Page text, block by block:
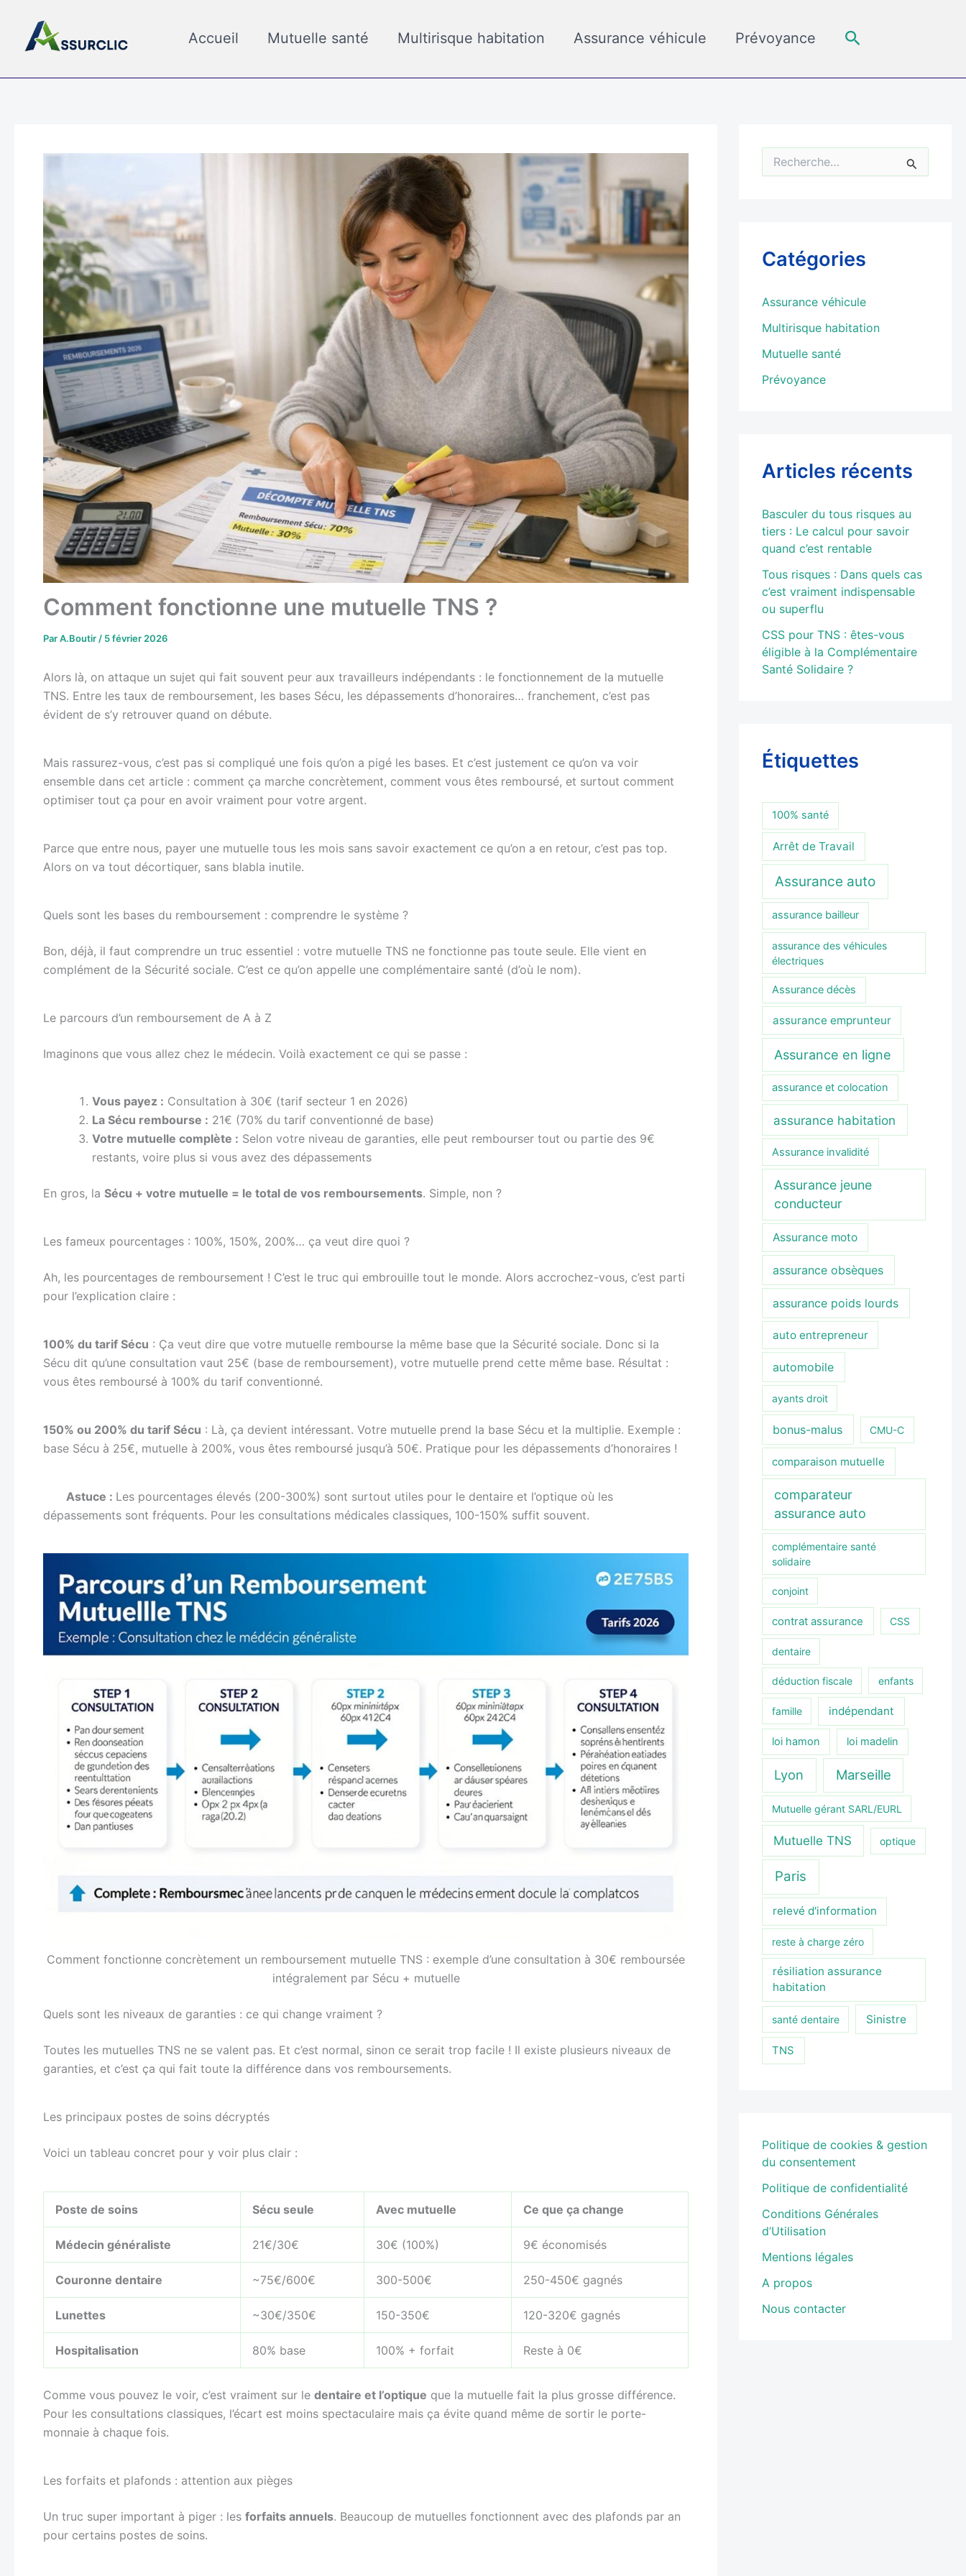
contenu
Accueil Mutuelle santé Multirisque habitation Assurance véhicule Prévoyance Rechercher
Comment fonctionne une mutuelle TNS ?
ParA.Boutir/ 5 février 2026
Alors là, on attaque un sujet qui fait souvent peur aux travailleurs indépendants : le fonctionnement de la mutuelle
TNS. Entre les taux de remboursement, les bases Sécu, les dépassements d’honoraires… franchement, c’est pas
évident de s’y retrouver quand on débute.
Mais rassurez-vous, c’est pas si compliqué une fois qu’on a pigé les bases. Et c’est justement ce qu’on va voir
ensemble dans cet article : comment ça marche concrètement, comment vous êtes remboursé, et surtout comment
optimiser tout ça pour en avoir vraiment pour votre argent.
Parce que entre nous, payer une mutuelle tous les mois sans savoir exactement ce qu’on a en retour, c’est pas top.
Alors on va tout décortiquer, sans blabla inutile.
Quels sont les bases du remboursement : comprendre le système ?
Bon, déjà, il faut comprendre un truc essentiel : votre mutuelle TNS ne fonctionne pas toute seule. Elle vient en
complément de la Sécurité sociale. C’est ce qu’on appelle une complémentaire santé (d’où le nom).
Le parcours d’un remboursement de A à Z
Imaginons que vous allez chez le médecin. Voilà exactement ce qui se passe :
Vous payez : Consultation à 30€ (tarif secteur 1 en 2026)
La Sécu rembourse : 21€ (70% du tarif conventionné de base)
Votre mutuelle complète : Selon votre niveau de garanties, elle peut rembourser tout ou partie des 9€
restants, voire plus si vous avez des dépassements
En gros, la Sécu + votre mutuelle = le total de vos remboursements. Simple, non ?
Les fameux pourcentages : 100%, 150%, 200%… ça veut dire quoi ?
Ah, les pourcentages de remboursement ! C’est le truc qui embrouille tout le monde. Alors accrochez-vous, c’est parti
pour l’explication claire :
100% du tarif Sécu : Ça veut dire que votre mutuelle rembourse la même base que la Sécurité sociale. Donc si la
Sécu dit qu’une consultation vaut 25€ (base de remboursement), votre mutuelle prend cette même base. Résultat :
vous êtes remboursé à 100% du tarif conventionné.
150% ou 200% du tarif Sécu : Là, ça devient intéressant. Votre mutuelle prend la base Sécu et la multiplie. Exemple :
base Sécu à 25€, mutuelle à 200%, vous êtes remboursé jusqu’à 50€. Pratique pour les dépassements d’honoraires !
Astuce : Les pourcentages élevés (200-300%) sont surtout utiles pour le dentaire et l’optique où les
dépassements sont fréquents. Pour les consultations médicales classiques, 100-150% suffit souvent.
Comment fonctionne concrètement un remboursement mutuelle TNS : exemple d’une consultation à 30€ remboursée
intégralement par Sécu + mutuelle
Quels sont les niveaux de garanties : ce qui change vraiment ?
Toutes les mutuelles TNS ne se valent pas. Et c’est normal, sinon ce serait trop facile ! Il existe plusieurs niveaux de
garanties, et c’est ça qui fait toute la différence dans vos remboursements.
Les principaux postes de soins décryptés
Voici un tableau concret pour y voir plus clair :
Poste de soins Sécu seule Avec mutuelle Ce que ça change
Médecin généraliste 21€/30€ 30€ (100%) 9€ économisés
Couronne dentaire ~75€/600€ 300-500€ 250-450€ gagnés
Lunettes ~30€/350€ 150-350€ 120-320€ gagnés
Hospitalisation 80% base 100% + forfait Reste à 0€
Comme vous pouvez le voir, c’est vraiment sur le dentaire et l’optique que la mutuelle fait la plus grosse différence.
Pour les consultations classiques, l’écart est moins spectaculaire mais ça évite quand même de sortir le porte-
monnaie à chaque fois.
Les forfaits et plafonds : attention aux pièges
Un truc super important à piger : les forfaits annuels. Beaucoup de mutuelles fonctionnent avec des plafonds par an
pour certains postes de soins.
e
h
Catégories
Assurance véhicule
Multirisque habitation
Mutuelle santé
Prévoyance
Articles récents
Basculer du tous risques au
tiers : Le calcul pour savoir
quand c’est rentable
Tous risques : Dans quels cas
c’est vraiment indispensable
ou superflu
CSS pour TNS : êtes-vous
éligible à la Complémentaire
Santé Solidaire ?
Étiquettes
100% santé
Arrêt de Travail
Assurance auto
assurance bailleur
assurance des véhicules
électriques
Assurance décès
assurance emprunteur
Assurance en ligne
assurance et colocation
assurance habitation
Assurance invalidité
Assurance jeune
conducteur
Assurance moto
assurance obsèques
assurance poids lourds
auto entrepreneur
automobile
ayants droit
bonus-malus CMU-C
comparaison mutuelle
comparateur
assurance auto
complémentaire santé
solidaire
conjoint
contrat assurance CSS
dentaire
déduction fiscale enfants
famille indépendant
loi hamon loi madelin
Lyon Marseille
Mutuelle gérant SARL/EURL
Mutuelle TNS optique
Paris
relevé d'information
reste à charge zéro
résiliation assurance
habitation
santé dentaire Sinistre
TNS
Politique de cookies & gestion
du consentement
Politique de confidentialité
Conditions Générales
d’Utilisation
Mentions légales
A propos
Nous contacter